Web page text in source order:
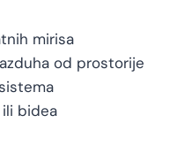
mirisa
od prostorije
bidea